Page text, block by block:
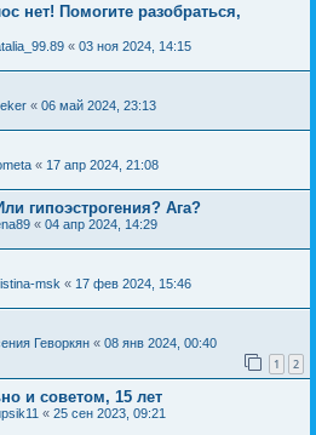
нет! Помогите разобраться,
« 03 ноя 2024, 14:15
« 06 май 2024, 23:13
« 17 апр 2024, 21:08
гипоэстрогения? Ага?
« 04 апр 2024, 14:29
msk « 17 фев 2024, 15:46
Геворкян « 08 янв 2024, 00:40
1 2
и советом, 15 лет
« 25 сен 2023, 09:21